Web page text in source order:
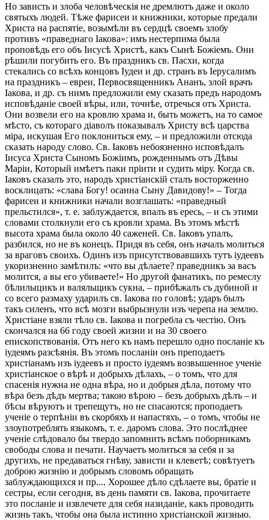
Но зависть и злоба человѣческія не дремлютъ даже и около
святыхъ людей. Тѣже фарисеи и книжники, которые предали
Христа на распятіе, возымѣли въ сердцѣ своемъ злобу
противъ «праведнаго Іакова»: имъ нестерпима была
проповѣдь его объ Іисусѣ Христѣ, какъ Сынѣ Божіемъ. Они
рѣшили погубить его. Въ праздникъ св. Пасхи, когда
стекались со всѣхъ концовъ Іудеи и др. странъ въ Іерусалимъ
на праздникъ – евреи, Первосвященникъ Ананъ, злой врачъ
Іакова, и др. съ нимъ предложили ему сказать предъ народомъ
исповѣданіе своей вѣры, или, точнѣе, отречься отъ Христа.
Они возвели его на кровлю храма и, быть можетъ, на то самое
мѣсто, съ котораго діаволъ показывалъ Христу всѣ царства
міра, искушая Его поклониться ему, – и предложили отсюда
сказать народу слово. Св. Іаковъ небоязненно исповѣдалъ
Іисуса Христа Сыномъ Божіимъ, рожденнымъ отъ Дѣвы
Маріи, Который имѣетъ паки пріити и судить міру. Когда св.
Іаковъ сказалъ это, народъ христіанскій сталъ восторженно
восклицать: «слава Богу! осанна Сыну Давидову!» – Тогда
фарисеи и книжники начали возглашать: «праведный
прельстился», т. е. заблуждается, впалъ въ ересь, – и съ этими
словами столкнули его съ кровли храма. Въ этомъ мѣстѣ
высота храма была около 40 саженей. Св. Іаковъ упалъ,
разбился, но не въ конецъ. Придя въ себя, онъ началъ молиться
за враговъ своихъ. Одинъ изъ присутствовавшихъ тутъ іудеевъ
укоризненно замѣтилъ: «что вы дѣлаете? праведникъ за васъ
молится, а вы его убиваете!» Но другой фанатикъ, по ремеслу
бѣлилыцикъ и валяльщикъ сукна, – прибѣжалъ съ дубиной и
со всего размаху ударилъ св. Іакова по головѣ; ударъ былъ
такъ силенъ, что всѣ мозги выбрызнули изъ черепа на землю.
Христіане взяли тѣло св. Іакова и погребла съ честію. Онъ
скончался на 66 году своей жизни и на 30 своего
епископствованія. Отъ него къ намъ перешло одно посланіе къ
іудеямъ разсѣянія. Въ этомъ посланіи онъ преподаетъ
христіанамъ изъ іудеевъ и просто іудеямъ возвышенное ученіе
христіанское о вѣрѣ и добрыхъ дѣлахъ, – о томъ, что для
спасенія нужна не одна вѣра, но и добрыя дѣла, потому что
вѣра безъ дѣдъ мертва; такою вѣрою – безъ добрыхъ дѣлъ – и
бѣсы вѣруютъ и трепещутъ, но не спасаются; проподаетъ
ученіе о терпѣніи въ скорбяхъ и напастяхъ, – о томъ, чтобы не
злоупотреблять языкомъ, т. е. даромъ слова. Это послѣднее
ученіе слѣдовало бы твердо запомнить всѣмъ поборникамъ
свободы слова и печати. Научаетъ молиться за себя и за
другихъ, не предаваться гнѣву, зависти и клеветѣ; совѣтуетъ
доброю жизнію и добрымъ словомъ обращать
заблуждающихся и пр.... Хорошее дѣло сдѣлаете вы, братіе и
сестры, если сегодня, въ день памяти св. Іакова, прочитаете
это посланіе и извлечете для себя назиданіе, какъ проводить
жизнь такъ, чтобы она была истинно христіанской жизнью.